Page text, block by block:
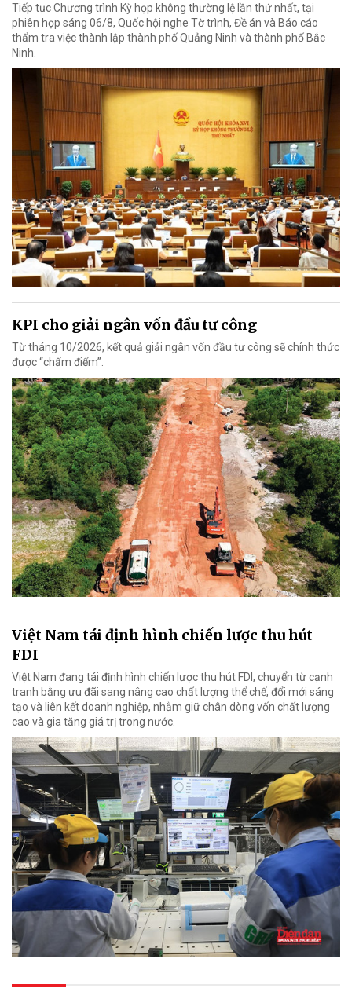
Tiếp tục Chương trình Kỳ họp không thường lệ lần thứ nhất, tại
phiên họp sáng 06/8, Quốc hội nghe Tờ trình, Đề án và Báo cáo
thẩm tra việc thành lập thành phố Quảng Ninh và thành phố Bắc
Ninh.
KPI cho giải ngân vốn đầu tư công
Từ tháng 10/2026, kết quả giải ngân vốn đầu tư công sẽ chính thức
được “chấm điểm”.
Việt Nam tái định hình chiến lược thu hút
FDI
Việt Nam đang tái định hình chiến lược thu hút FDI, chuyển từ cạnh
tranh bằng ưu đãi sang nâng cao chất lượng thể chế, đổi mới sáng
tạo và liên kết doanh nghiệp, nhằm giữ chân dòng vốn chất lượng
cao và gia tăng giá trị trong nước.